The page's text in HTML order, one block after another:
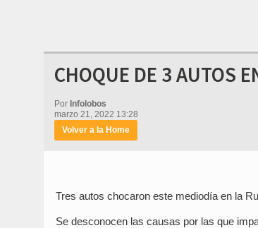
CHOQUE DE 3 AUTOS
Por Infolobos
marzo 21, 2022 13:28
Volver a la Home
Tres autos chocaron este mediodía en la
Se desconocen las causas por las que